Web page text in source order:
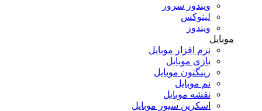
ویندوز سرور
لینوکس
ویندوز
موبایل
نرم افزار موبایل
بازی موبایل
رینگتون موبایل
تم موبایل
نقشه موبایل
اسکرین سیور موبایل